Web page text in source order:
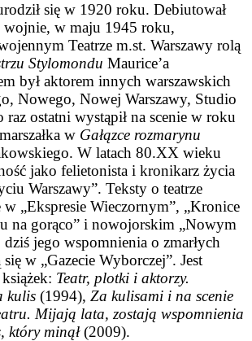
się w 1920 roku. Debiutował
w maju 1945 roku,
Teatrze m.st. Warszawy rolą
Stylomondu Maurice’a
był aktorem innych warszawskich
Nowego, Nowej Warszawy, Studio
ostatni wystąpił na scenie w roku
w Gałązce rozmarynu
W latach 80.XX wieku
jako felietonista i kronikarz życia
Warszawy”. Teksty o teatrze
„Ekspresie Wieczornym”, „Kronice
na gorąco” i nowojorskim „Nowym
jego wspomnienia o zmarłych
w „Gazecie Wyborczej”. Jest
Teatr, plotki i aktorzy.
kulis (1994), Za kulisami i na scenie
Mijają lata, zostają wspomnienia
który minął(2009).